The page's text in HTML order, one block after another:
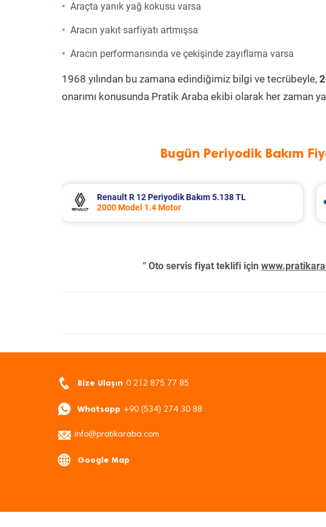
Araçta yanık yağ kokusu varsa
Aracın yakıt sarfiyatı artmışsa
Aracın performansında ve çekişinde zayıflama varsa
1968 yılından bu zamana edindiğimiz bilgi ve tecrübeyle,
onarımı konusunda Pratik Araba ekibi olarak her zaman
Bugün Periyodik Bakım
Ford Puma Periyodik Bakım 10.415 TL
2021 Model 1.0 EcoBoost Motor
" Oto servis fiyat teklifi için
Bize Ulaşın 0 212 875 77 85
Whatsapp +90 (534) 274 30 88
info@pratikaraba.com
Google Map